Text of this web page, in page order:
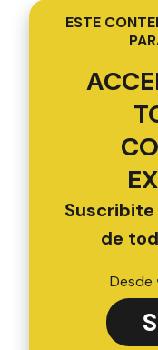
ESTE
de
Desde